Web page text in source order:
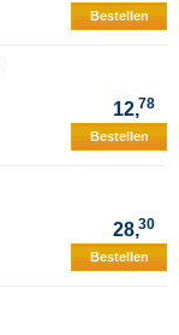
Bestellen
12,78
Bestellen
28,30
Bestellen